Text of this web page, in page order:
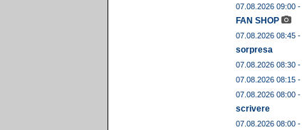
07.08.2026 09:00 -
FAN SHOP
07.08.2026 08:45 -
sorpresa
07.08.2026 08:30 -
07.08.2026 08:15 -
07.08.2026 08:00 -
scrivere
07.08.2026 08:00 -